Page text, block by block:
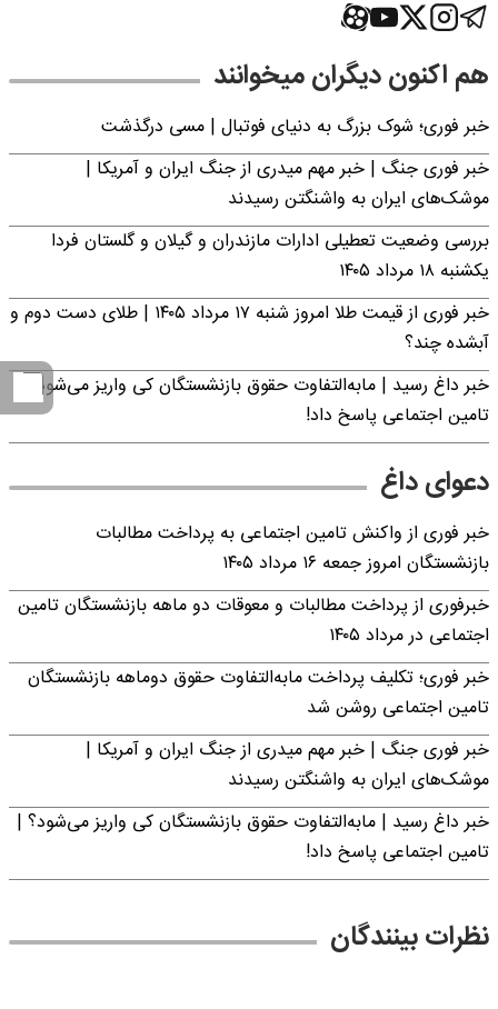
هم اکنون دیگران میخوانند
خبر فوری؛‌ شوک بزرگ به دنیای فوتبال | مسی درگذشت
خبر فوری جنگ | خبر مهم میدری از جنگ ایران و آمریکا |
موشک‌های ایران به واشنگتن رسیدند
بررسی وضعیت تعطیلی ادارات مازندران و گیلان و گلستان فردا
یکشنبه ۱۸ مرداد ۱۴۰۵
خبر فوری از قیمت طلا امروز شنبه ۱۷ مرداد ۱۴۰۵ | طلای دست دوم و
آبشده چند؟
خبر داغ رسید | مابه‌التفاوت حقوق بازنشستگان کی واریز می‌شود؟ |
تامین اجتماعی پاسخ داد!
دعوای داغ
خبر فوری از واکنش تامین اجتماعی به پرداخت مطالبات
بازنشستگان امروز جمعه ۱۶ مرداد ۱۴۰۵
خبرفوری از پرداخت مطالبات و معوقات دو ماهه بازنشستگان تامین
اجتماعی در مرداد ۱۴۰۵
خبر فوری؛ تکلیف پرداخت مابه‌التفاوت حقوق دوماهه بازنشستگان
تامین اجتماعی روشن شد
خبر فوری جنگ | خبر مهم میدری از جنگ ایران و آمریکا |
موشک‌های ایران به واشنگتن رسیدند
خبر داغ رسید | مابه‌التفاوت حقوق بازنشستگان کی واریز می‌شود؟ |
تامین اجتماعی پاسخ داد!
نظرات بینندگان